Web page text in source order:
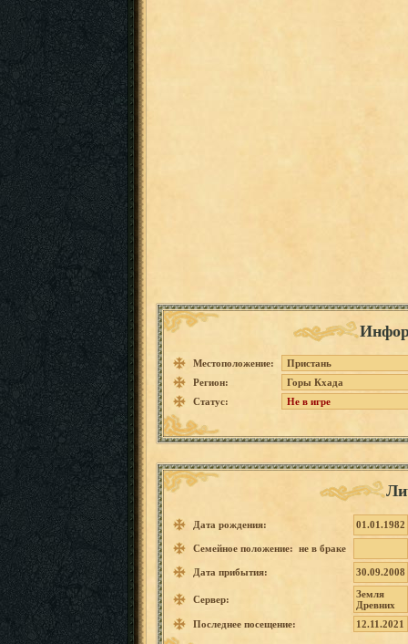
Местоположение:
Пристань
Регион:
Горы Кхада
Статус:
Не в игре
Дата рождения: 01.01.1982
Семейное положение: не в браке
Дата прибытия: 30.09.2008
Сервер:
Земля
Древних
Последнее посещение:
12.11.2021